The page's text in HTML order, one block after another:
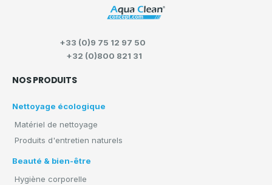
NOS PRODUITS
Nettoyage écologique
Matériel de nettoyage
Produits d'entretien naturels
Beauté & bien-être
Hygiène corporelle
+33 (0)9 75 12 97 50
+32 (0)800 821 31